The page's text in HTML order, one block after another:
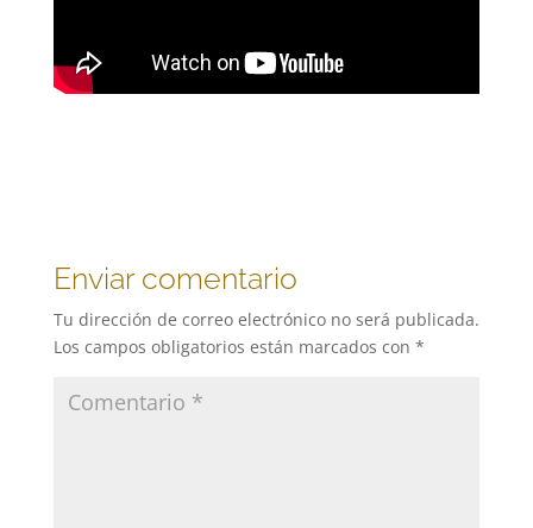
Enviar comentario
Tu dirección de correo electrónico no será publicada.
Los campos obligatorios están marcados con *